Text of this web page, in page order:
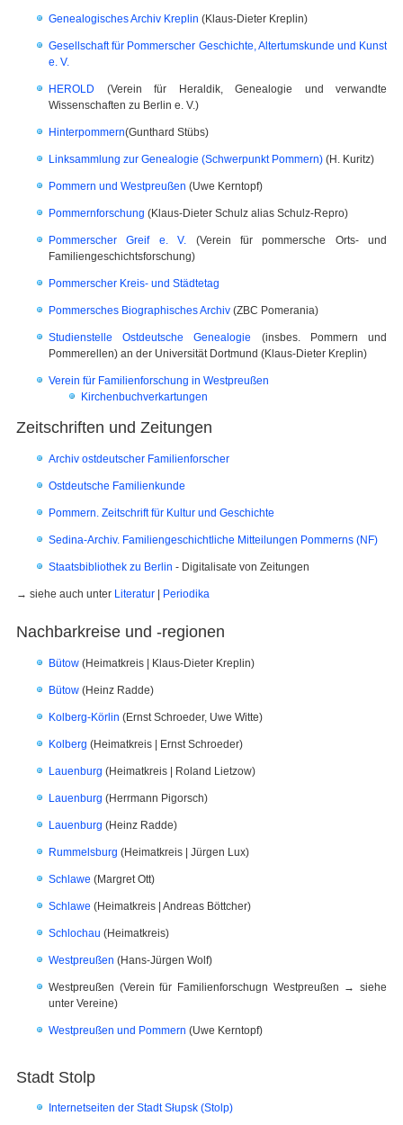
Genealogisches Archiv Kreplin (Klaus-Dieter Kreplin)
Gesellschaft für Pommerscher Geschichte, Altertumskunde und Kunst
e. V.
HEROLD (Verein für Heraldik, Genealogie und verwandte
Wissenschaften zu Berlin e. V.)
Hinterpommern(Gunthard Stübs)
Linksammlung zur Genealogie (Schwerpunkt Pommern) (H. Kuritz)
Pommern und Westpreußen (Uwe Kerntopf)
Pommernforschung (Klaus-Dieter Schulz alias Schulz-Repro)
Pommerscher Greif e. V. (Verein für pommersche Orts- und
Familiengeschichtsforschung)
Pommerscher Kreis- und Städtetag
Pommersches Biographisches Archiv (ZBC Pomerania)
Studienstelle Ostdeutsche Genealogie
(insbes. Pommern und
Pommerellen) an der Universität Dortmund (Klaus-Dieter Kreplin)
Verein für Familienforschung in Westpreußen
Kirchenbuchverkartungen
Zeitschriften und Zeitungen
Archiv ostdeutscher Familienforscher
Ostdeutsche Familienkunde
Pommern. Zeitschrift für Kultur und Geschichte
Sedina-Archiv. Familiengeschichtliche Mitteilungen Pommerns (NF)
Staatsbibliothek zu Berlin - Digitalisate von Zeitungen
→ siehe auch unter Literatur Periodika
Nachbarkreise und -regionen
Bütow (Heimatkreis | Klaus-Dieter Kreplin)
Bütow (Heinz Radde)
Kolberg-Körlin (Ernst Schroeder, Uwe Witte)
Kolberg (Heimatkreis | Ernst Schroeder)
Lauenburg (Heimatkreis | Roland Lietzow)
Lauenburg (Herrmann Pigorsch)
Lauenburg (Heinz Radde)
Rummelsburg (Heimatkreis | Jürgen Lux)
Schlawe (Margret Ott)
Schlawe (Heimatkreis | Andreas Böttcher)
Schlochau (Heimatkreis)
Westpreußen (Hans-Jürgen Wolf)
Westpreußen (Verein für Familienforschugn Westpreußen → siehe
unter Vereine)
Westpreußen und Pommern (Uwe Kerntopf)
Stadt Stolp
Internetseiten der Stadt Słupsk (Stolp)